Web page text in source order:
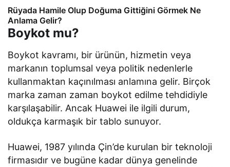
Rüyada Hamile Olup Doğuma Gittiğini Görmek Ne
Anlama Gelir?
Boykot mu?
Boykot kavramı, bir ürünün, hizmetin veya
markanın toplumsal veya politik nedenlerle
kullanmaktan kaçınılması anlamına gelir. Birçok
marka zaman zaman boykot edilme tehdidiyle
karşılaşabilir. Ancak Huawei ile ilgili durum,
oldukça karmaşık bir tablo sunuyor.
Huawei, 1987 yılında Çin’de kurulan bir teknoloji
firmasıdır ve bugüne kadar dünya genelinde